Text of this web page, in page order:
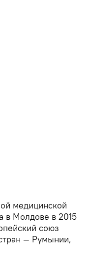
медицинской
в Молдове в 2015
союз
— Румынии,